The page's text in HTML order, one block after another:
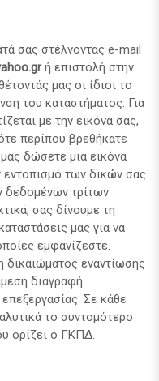
σας στέλνοντας e-mail
ή επιστολή στην
μας οι ίδιοι το
του καταστήματος. Για
με την εικόνα σας,
περίπου βρεθήκατε
δώσετε μια εικόνα
εντοπισμό των δικών σας
δεδομένων τρίτων
σας δίνουμε τη
μας για να
εμφανίζεστε.
δικαιώματος εναντίωσης
διαγραφή
Σε κάθε
το συντομότερο
ορίζει ο ΓΚΠΔ.